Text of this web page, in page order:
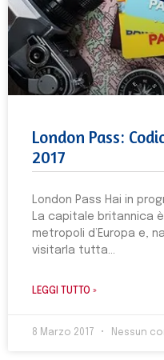
London Pass:
2017
London Pass Hai in
La capitale britannica
metropoli d’Europa e,
visitarla tutta
LEGGI TUTTO »
8 Marzo 2017 Nessun